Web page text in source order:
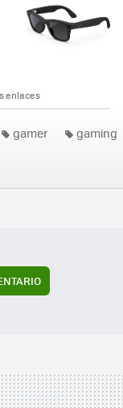
enlaces
gamer gaming